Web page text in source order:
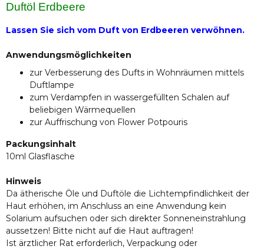
Duftöl Erdbeere
Lassen Sie sich vom Duft von Erdbeeren verwöhnen.
Anwendungsmöglichkeiten
zur Verbesserung des Dufts in Wohnräumen mittels
Duftlampe
zum Verdampfen in wassergefüllten Schalen auf
beliebigen Wärmequellen
zur Auffrischung von Flower Potpouris
Packungsinhalt
10ml Glasflasche
Hinweis
Da ätherische Öle und Duftöle die Lichtempfindlichkeit der
Haut erhöhen, im Anschluss an eine Anwendung kein
Solarium aufsuchen oder sich direkter Sonneneinstrahlung
aussetzen! Bitte nicht auf die Haut auftragen!
Ist ärztlicher Rat erforderlich, Verpackung oder